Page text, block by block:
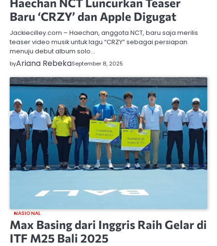
Haechan NCT Luncurkan Teaser
Baru ‘CRZY’ dan Apple Digugat
Jackiecilley.com – Haechan, anggota NCT, baru saja merilis
teaser video musik untuk lagu “CRZY” sebagai persiapan
menuju debut album solo…
byAriana RebekaSeptember 8, 2025
NASIONAL
Max Basing dari Inggris Raih Gelar di
ITF M25 Bali 2025